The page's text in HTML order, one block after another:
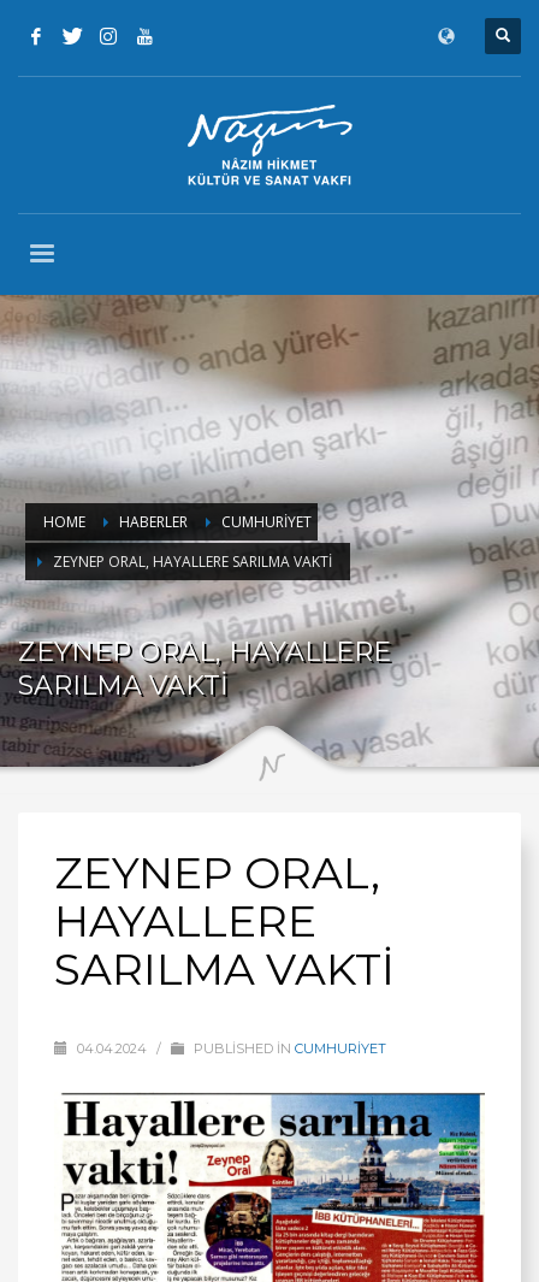
HOME HABERLER
CUMHURİYET
ZEYNEP ORAL, HAYALLERE SARILMA VAKTİ
ZEYNEP ORAL, HAYALLERE
SARILMA VAKTİ
ZEYNEP ORAL,
HAYALLERE
SARILMA VAKTİ
04.04.2024 / PUBLISHED IN CUMHURİYET